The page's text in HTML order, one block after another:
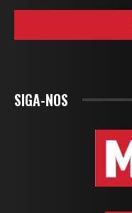
SIGA-NOS